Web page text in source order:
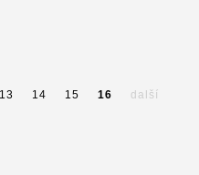
13 14 15 16 další